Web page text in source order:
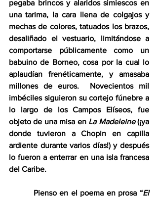
pegaba brincos y alaridos simiescos en
una tarima, la cara llena de colgajos y
mechas de colores, tatuados los brazos,
desaliñado el vestuario, limitándose a
comportarse públicamente como un
babuino de Borneo, cosa por la cual lo
aplaudían frenéticamente, y amasaba
millones de euros.  Novecientos mil
imbéciles siguieron su cortejo fúnebre a
lo largo de los Campos Elíseos, fue
objeto de una misa en La Madeleine (¡ya
donde tuvieron a Chopin en capilla
ardiente durante varios días!) y después
lo fueron a enterrar en una isla francesa
del Caribe.
Pienso en el poema en prosa “El